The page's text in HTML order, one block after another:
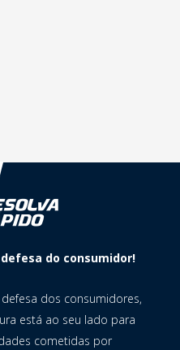
do consumidor!
dos consumidores,
está ao seu lado para
cometidas por